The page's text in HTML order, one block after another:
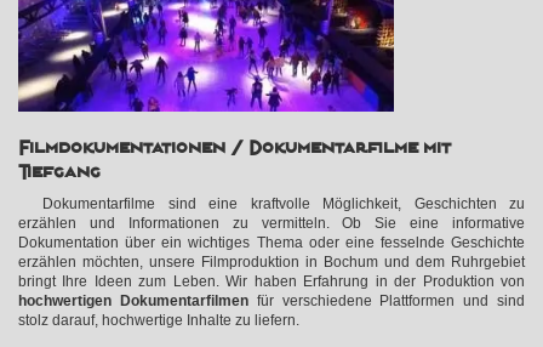
Filmdokumentationen / Dokumentarfilme mit
Tiefgang
Dokumentarfilme sind eine kraftvolle Möglichkeit, Geschichten zu
erzählen und Informationen zu vermitteln. Ob Sie eine informative
Dokumentation über ein wichtiges Thema oder eine fesselnde Geschichte
erzählen möchten, unsere Filmproduktion in Bochum und dem Ruhrgebiet
bringt Ihre Ideen zum Leben. Wir haben Erfahrung in der Produktion von
hochwertigen Dokumentarfilmenfür verschiedene Plattformen und sind
stolz darauf, hochwertige Inhalte zu liefern.